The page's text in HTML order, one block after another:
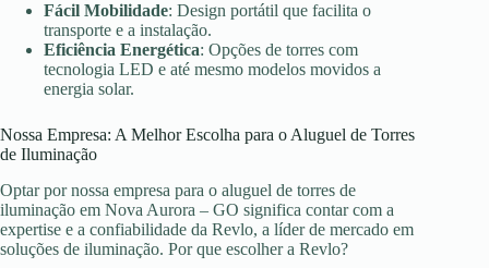
Fácil Mobilidade: Design portátil que facilita o
transporte e a instalação.
Eficiência Energética: Opções de torres com
tecnologia LED e até mesmo modelos movidos a
energia solar.
Nossa Empresa: A Melhor Escolha para o Aluguel de Torres
de Iluminação
Optar por nossa empresa para o aluguel de torres de
iluminação em Nova Aurora – GO significa contar com a
expertise e a confiabilidade da Revlo, a líder de mercado em
soluções de iluminação. Por que escolher a Revlo?